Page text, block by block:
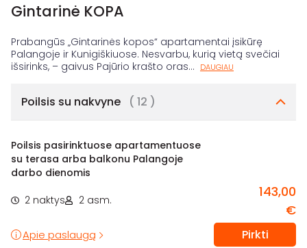
Gintarinė KOPA
Prabangūs „Gintarinės kopos“ apartamentai įsikūrę
Palangoje ir Kunigiškiuose. Nesvarbu, kurią vietą svečiai
išsirinks, – gaivus Pajūrio krašto oras... DAUGIAU
Poilsis su nakvyne ( 12 )
Poilsis pasirinktuose apartamentuose
su terasa arba balkonu Palangoje
darbo dienomis
2 naktys 2 asm.
143,00
€
Apie paslaugą Pirkti